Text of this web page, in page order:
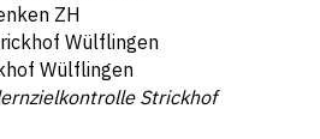
ZH
Wülflingen
Wülflingen
Strickhof